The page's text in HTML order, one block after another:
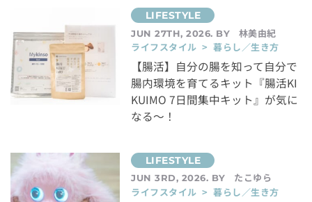
JUN 27TH, 2026. BY
林美由紀
ライフスタイル > 暮らし／生き方
【腸活】自分の腸を知って自分で
腸内環境を育てるキット『腸活KI
KUIMO 7日間集中キット』が気に
なる～！
JUN 3RD, 2026. BY
たこゆら
ライフスタイル > 暮らし／生き方